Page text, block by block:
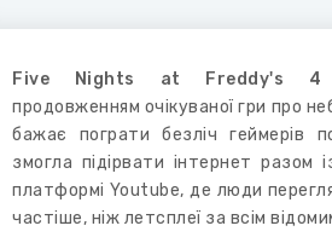
Five Nights at Freddy's 4
продовженням очікуваної гри про
бажає пограти безліч геймерів
змогла підірвати інтернет разом
платформі Youtube, де люди
частіше, ніж летсплеї за всім